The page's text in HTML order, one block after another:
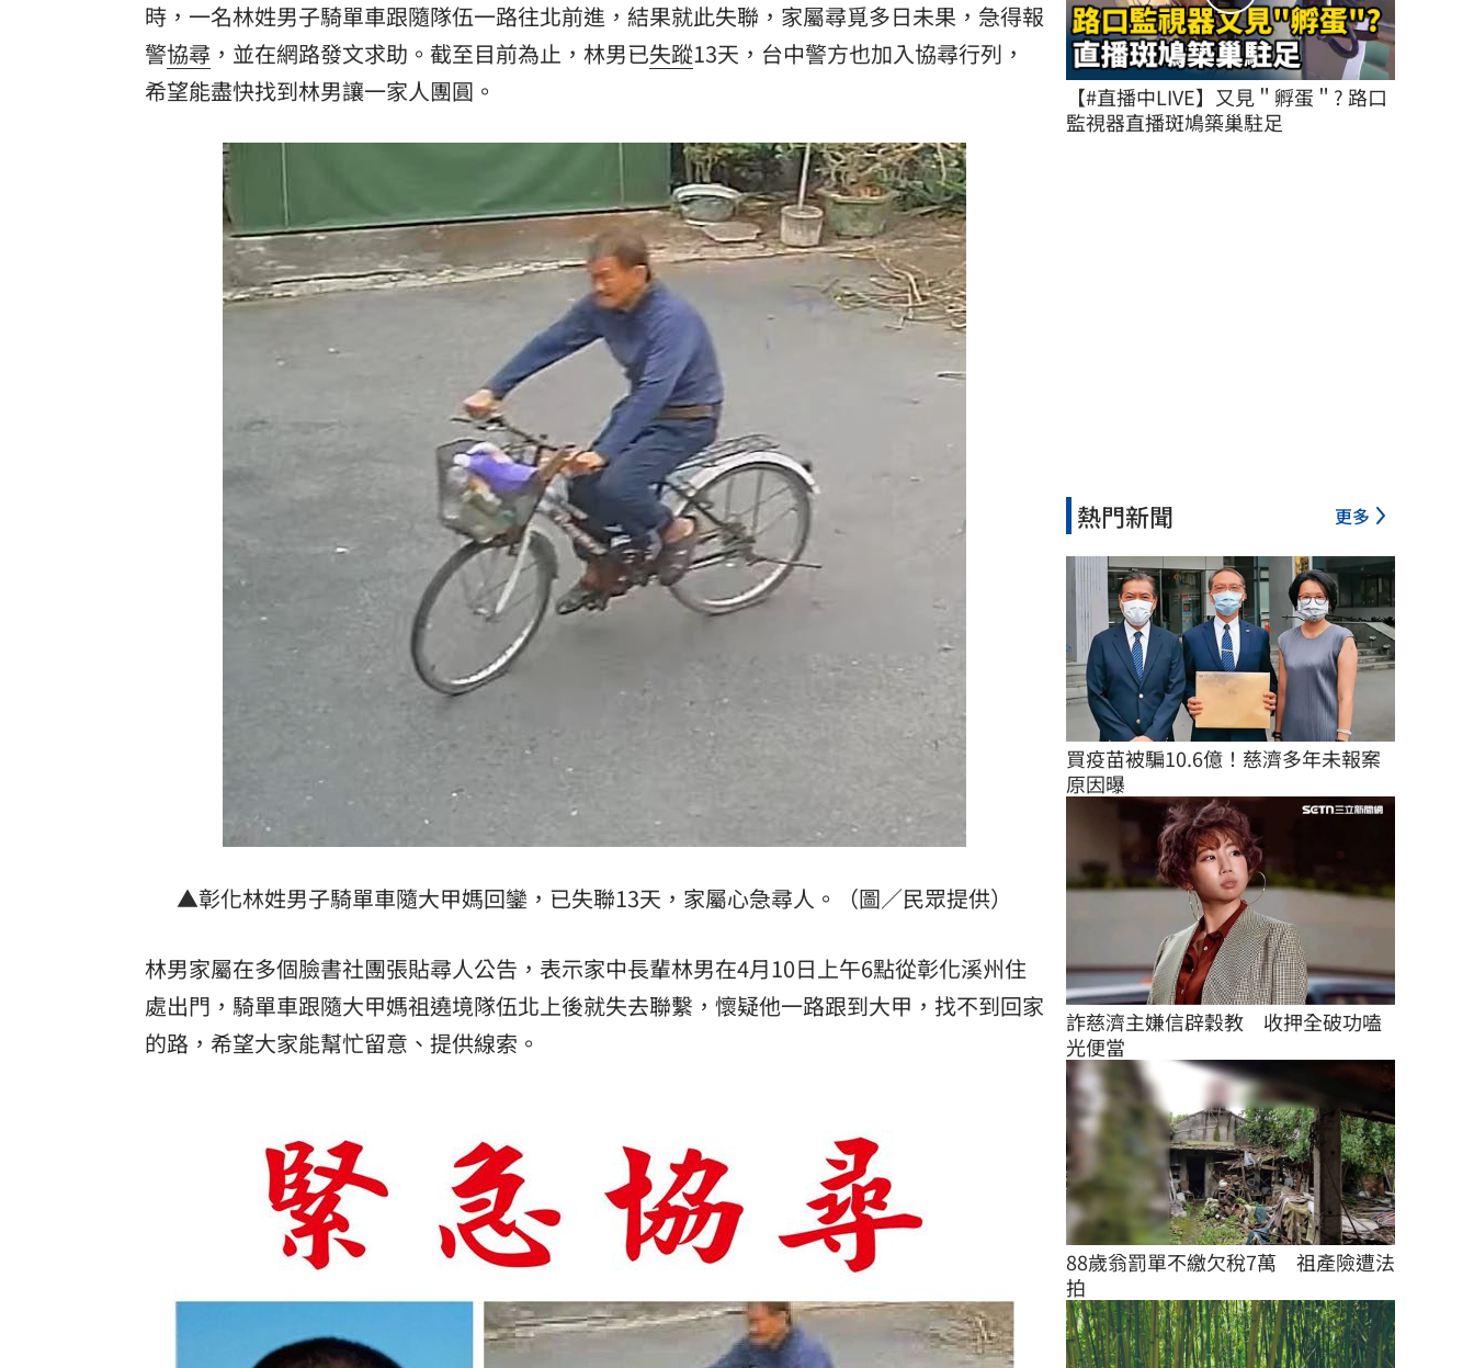
三立iNEWS新聞台線上直播 18:00
商場戰國來臨 台中「頂奢大道」逐漸成形 12:00
「拍片人的多重宇宙」職涯論壇9/12登場！
8國球員齊聚高雄 Formosa 7s掀足球熱潮 10:00
理想混蛋號召粉絲跨海追星吃美食！ 18:15
時，一名林姓男子騎單車跟隨隊伍一路往北前進，結果就此失聯，家屬尋覓多日未果，急得報
警協尋 ，並在網路發文求助。截至目前為止，林男已失蹤13天，台中警方也加入協尋行列，
希望能盡快找到林男讓一家人團圓。
▲彰化林姓男子騎單車隨大甲媽回鑾，已失聯13天，家屬心急尋人。（圖／民眾提供）
林男家屬在多個臉書社團張貼尋人公告，表示家中長輩林男在4月10日上午6點從彰化溪州住
處出門，騎單車跟隨大甲媽祖遶境隊伍北上後就失去聯繫，懷疑他一路跟到大甲，找不到回家
的路，希望大家能幫忙留意、提供線索。
【#直播中LIVE】又見＂孵蛋＂? 路口
監視器直播斑鳩築巢駐足
熱門新聞 更多
買疫苗被騙10.6億！慈濟多年未報案
原因曝
詐慈濟主嫌信辟穀教　收押全破功嗑
光便當
88歲翁罰單不繳欠稅7萬　祖產險遭法
拍